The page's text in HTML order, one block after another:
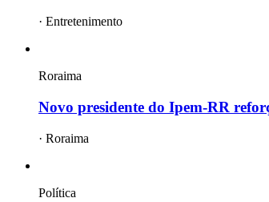
· Entretenimento
Roraima
Novo presidente do Ipem-RR
· Roraima
Política